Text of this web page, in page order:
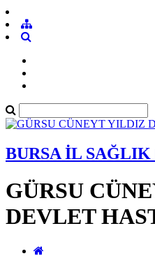
BURSA İL
GÜRSU
DEVLET